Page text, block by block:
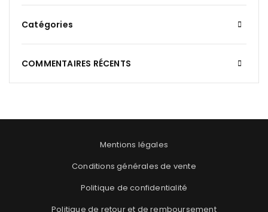
Catégories
COMMENTAIRES RÉCENTS
Mentions légales
Conditions générales de vente
Politique de confidentialité
Politique de retour et de remboursement